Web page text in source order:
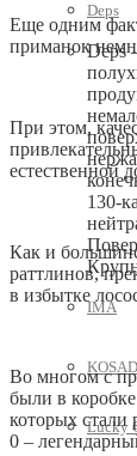
Deps
Deps
130-
IMA
Lucky
Еще одним
приманок
При этом,
естественной
Как и
раттлинов,
в избытке
Во многом с
были в
которых стали
0 –